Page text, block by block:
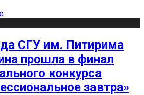
СГУ им. Питирима
прошла в финал
конкурса
завтра»